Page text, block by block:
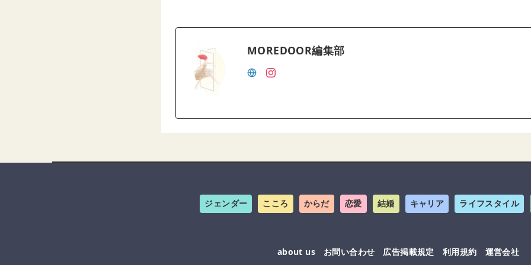
MOREDOOR編集部
ジェンダー こころ からだ 恋愛 結婚 キャリア ライフスタイル
about us お問い合わせ 広告掲載規定 利用規約 運営会社